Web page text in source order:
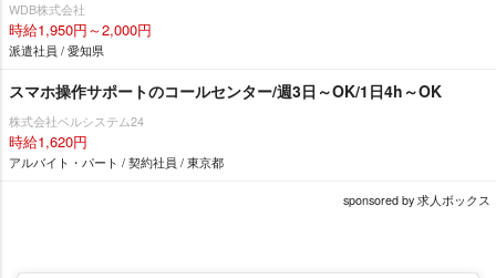
WDB株式会社
時給1,950円～2,000円
派遣社員 / 愛知県
スマホ操作サポートのコールセンター/週3日～OK/1日4h～OK
株式会社ベルシステム24
時給1,620円
アルバイト・パート / 契約社員 / 東京都
sponsored by 求人ボックス